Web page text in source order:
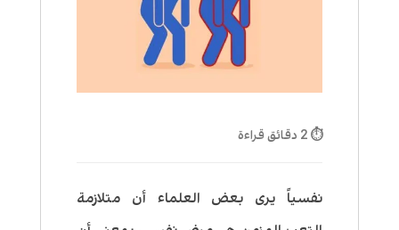
⏱ 2 دقائق قراءة
نفسياً يرى بعض العلماء أن متلازمة